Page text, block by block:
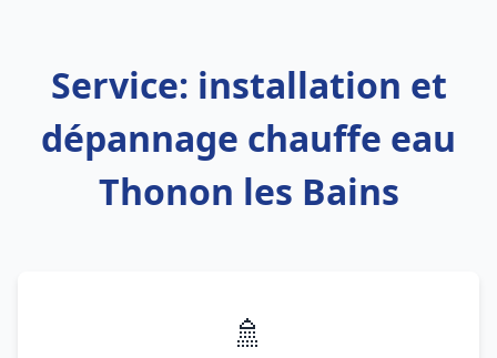
Service: installation et
dépannage chauffe eau
Thonon les Bains
🚿